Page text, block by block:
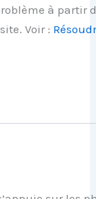
à partir
Voir :